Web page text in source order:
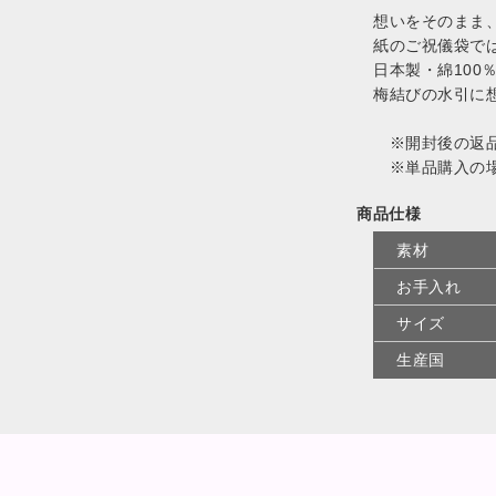
想いをそのまま
紙のご祝儀袋で
日本製・綿100
梅結びの水引に
※開封後の返品
※単品購入の場
商品仕様
素材
お手入れ
サイズ
生産国